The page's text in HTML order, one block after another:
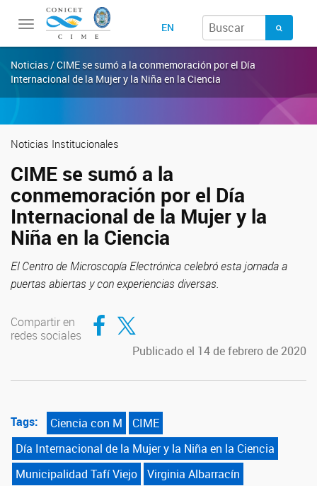
Toggle
navigation
EN
Noticias / CIME se sumó a la conmemoración por el Día
Internacional de la Mujer y la Niña en la Ciencia
Noticias Institucionales
CIME se sumó a la
conmemoración por el Día
Internacional de la Mujer y la
Niña en la Ciencia
El Centro de Microscopía Electrónica celebró esta jornada a
puertas abiertas y con experiencias diversas.
Compartir en
redes sociales
Compartir en Facebook
Compartir en Twitter
Publicado el 14 de febrero de 2020
Tags: Ciencia con M
CIME
Día Internacional de la Mujer y la Niña en la Ciencia
Municipalidad Tafí Viejo
Virginia Albarracín